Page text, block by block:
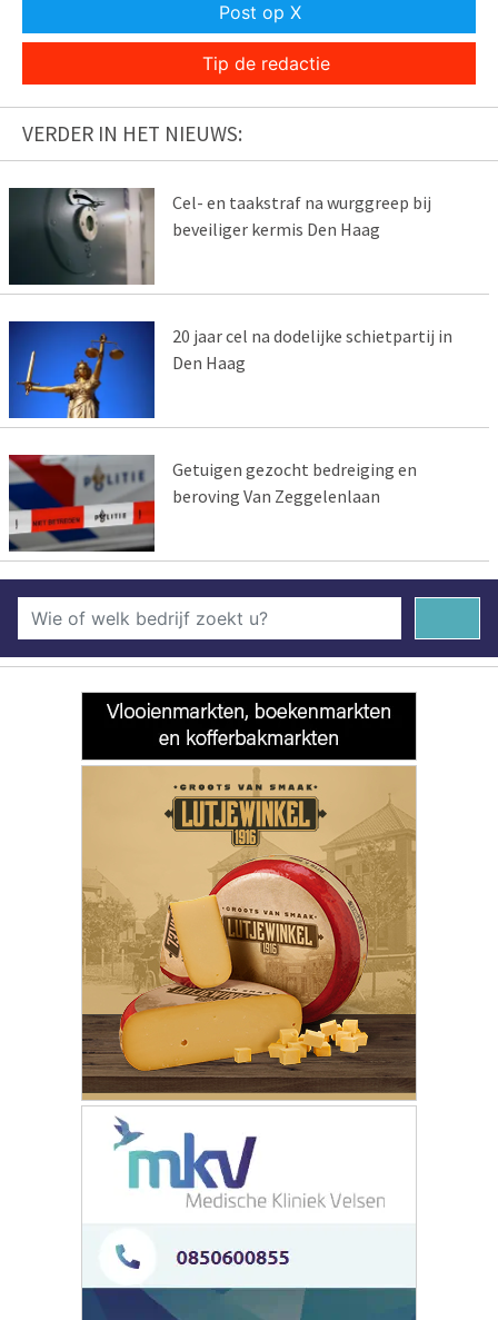
Post op X
Tip de redactie
VERDER IN HET NIEUWS:
Cel- en taakstraf na wurggreep bij
beveiliger kermis Den Haag
20 jaar cel na dodelijke schietpartij in
Den Haag
Getuigen gezocht bedreiging en
beroving Van Zeggelenlaan